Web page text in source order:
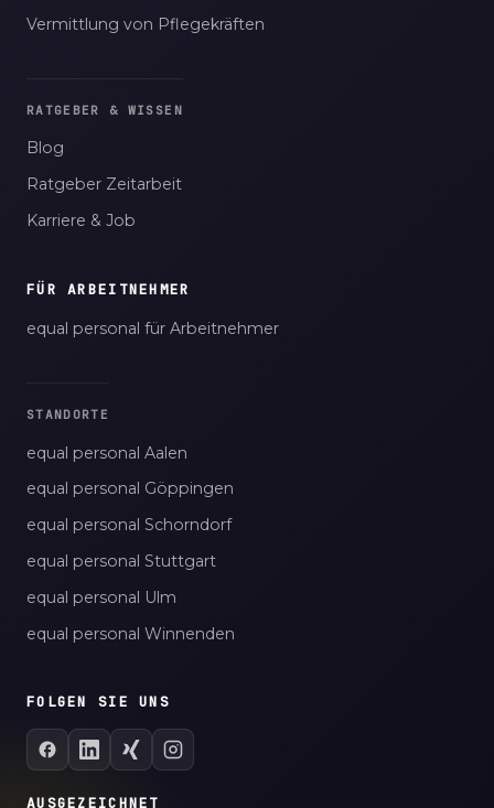
Vermittlung von Pflegekräften
RATGEBER & WISSEN
Blog
Ratgeber Zeitarbeit
Karriere & Job
FÜR ARBEITNEHMER
equal personal für Arbeitnehmer
STANDORTE
equal personal Aalen
equal personal Göppingen
equal personal Schorndorf
equal personal Stuttgart
equal personal Ulm
equal personal Winnenden
FOLGEN SIE UNS
AUSGEZEICHNET